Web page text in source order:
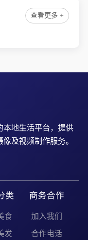
查看更多 +
本地生活平台，提供
及视频制作服务。
类
食
发
商务合作
加入我们
合作电话